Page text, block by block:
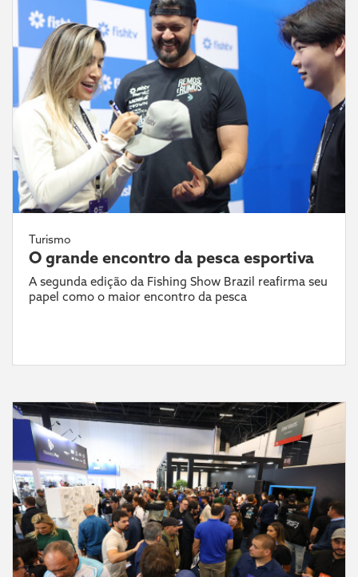
Turismo
O grande encontro da pesca esportiva
A segunda edição da Fishing Show Brazil reafirma seu
papel como o maior encontro da pesca